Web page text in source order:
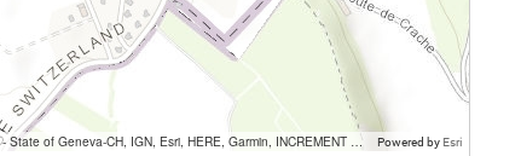
SITG - State of Geneva-CH, IGN, Esri, HERE, Garmin, INCREMENT P, USGS, METI/NASA Powered by Esri